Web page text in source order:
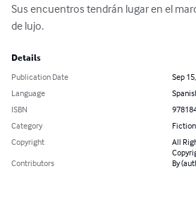
Sus encuentros tendrán lugar en el
de lujo.
Details
Publication Date
Sep
Language
ISBN
Category
Fiction
Copyright
All
Contributors
By